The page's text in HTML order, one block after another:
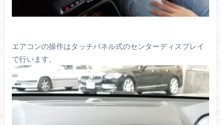
エアコンの操作はタッチパネル式のセンターディスプレイ
で行います。